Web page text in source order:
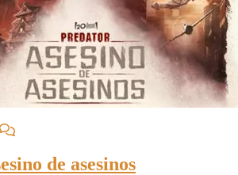
de asesinos